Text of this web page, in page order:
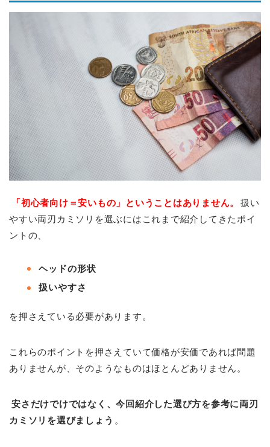
「初心者向け＝安いもの」ということはありません。
扱い
やすい両刃カミソリを選ぶにはこれまで紹介してきたポイ
ントの、
ヘッドの形状
扱いやすさ
を押さえている必要があります。
これらのポイントを押さえていて価格が安価であれば問題
ありませんが、そのようなものはほとんどありません。
安さだけでけではなく、今回紹介した選び方を参考に両刃
カミソリを選びましょう 。